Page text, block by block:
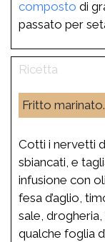
composto di
passato per
Fritto marinato.
Cotti i nervetti
sbiancati, e
infusione con
fesa d’aglio,
sale,
qualche foglia